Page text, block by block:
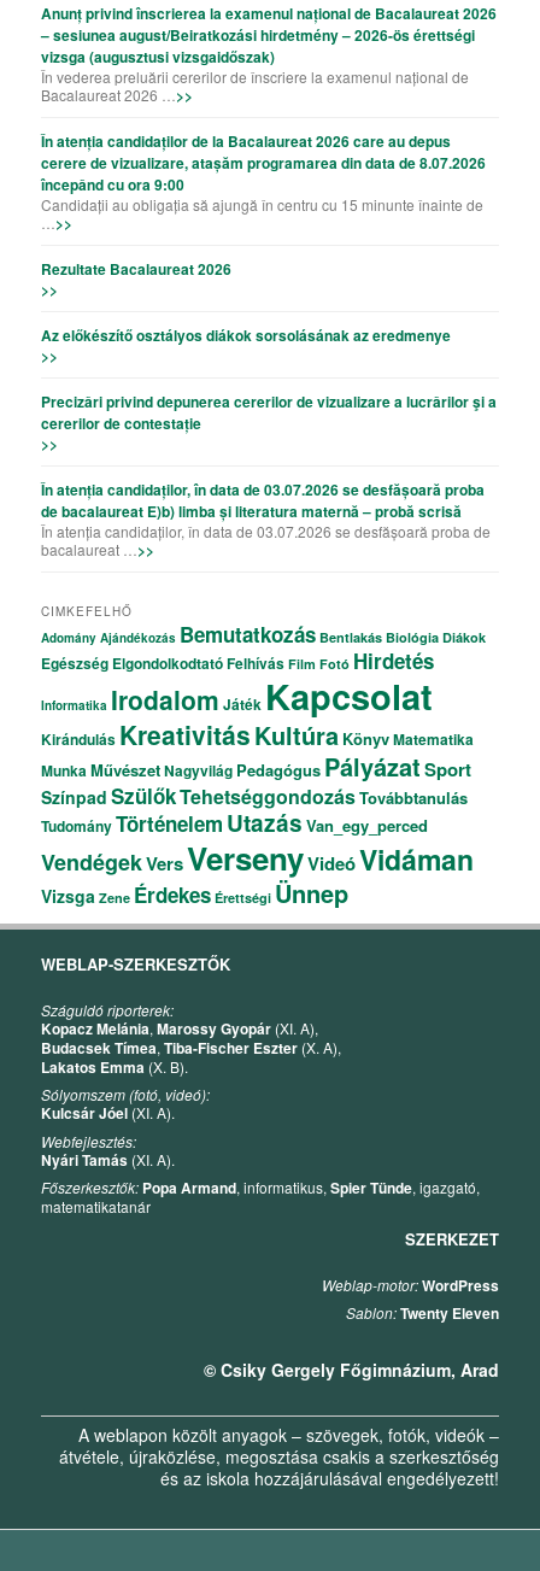
Anunț privind înscrierea la examenul național de Bacalaureat 2026
– sesiunea august/Beiratkozási hirdetmény – 2026-ös érettségi
vizsga (augusztusi vizsgaidőszak)
În vederea preluării cererilor de înscriere la examenul național de
Bacalaureat 2026 … >>
În atenția candidaților de la Bacalaureat 2026 care au depus
cerere de vizualizare, atașăm programarea din data de 8.07.2026
începând cu ora 9:00
Candidații au obligația să ajungă în centru cu 15 minunte înainte de
>>
Rezultate Bacalaureat 2026
>>
Az előkészítő osztályos diákok sorsolásának az eredmenye
>>
Precizǎri privind depunerea cererilor de vizualizare a lucrǎrilor şi a
cererilor de contestație
>>
În atenția candidaților, în data de 03.07.2026 se desfășoară proba
de bacalaureat E)b) limba și literatura maternă – probă scrisă
În atenția candidaților, în data de 03.07.2026 se desfășoară proba de
bacalaureat … >>
CIMKEFELHŐ
Adomány Ajándékozás Bemutatkozás Bentlakás Biológia Diákok
Egészség ElgondolkodtatóFelhívás Film Fotó Hirdetés
Informatika Irodalom Játék Kapcsolat
Kirándulás KreativitásKultúra KönyvMatematika
MunkaMűvészetNagyvilág Pedagógus PályázatSport
Színpad SzülőkTehetséggondozásTovábbtanulás
TudományTörténelem Utazás Van_egy_perced
VendégekVersVersenyVideóVidáman
Vizsga Zene Érdekes Érettségi Ünnep
WEBLAP-SZERKESZTŐK
Száguldó riporterek:
Kopacz Melánia,Marossy Gyopár (XI. A),
Budacsek Tímea,Tiba-Fischer Eszter (X. A),
Lakatos Emma (X. B).
Sólyomszem (fotó, videó):
Kulcsár Jóel (XI. A).
Webfejlesztés:
Nyári Tamás (XI. A).
Főszerkesztők: Popa Armand, informatikus,Spier Tünde, igazgató,
matematikatanár
SZERKEZET
Weblap-motor:WordPress
Sablon:Twenty Eleven
© Csiky Gergely Főgimnázium, Arad
A weblapon közölt anyagok – szövegek, fotók, videók –
átvétele, újraközlése, megosztása csakis a szerkesztőség
és az iskola hozzájárulásával engedélyezett!